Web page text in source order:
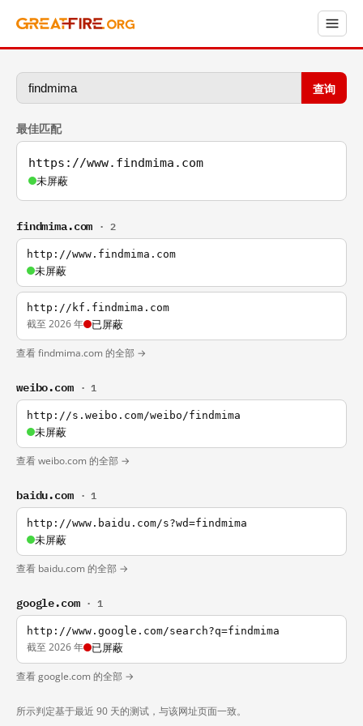
查询
最佳匹配
https://www.findmima.com
未屏蔽
findmima.com · 2
http://www.findmima.com
未屏蔽
http://kf.findmima.com
截至 2026 年 已屏蔽
查看 findmima.com 的全部 →
weibo.com · 1
http://s.weibo.com/weibo/findmima
未屏蔽
查看 weibo.com 的全部 →
baidu.com · 1
http://www.baidu.com/s?wd=findmima
未屏蔽
查看 baidu.com 的全部 →
google.com · 1
http://www.google.com/search?q=findmima
截至 2026 年 已屏蔽
查看 google.com 的全部 →
所示判定基于最近 90 天的测试，与该网址页面一致。